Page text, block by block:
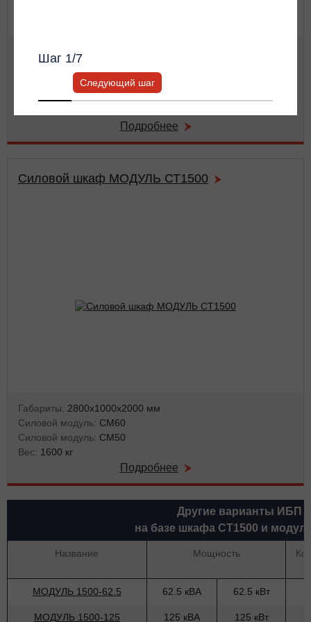
Мощность:62.5 кВА / 62.5 кВт
Число фаз на (вход/выход):3/3
486x743x174 мм
Подробнее
Силовой шкаф МОДУЛЬ СТ1500
Габариты: 2800х1000х2000 мм
Силовой модуль: СМ60
Силовой модуль: СМ50
Вес: 1600 кг
Подробнее
Другие варианты ИБП
на базе шкафа СТ1500 и
Название Мощность
МОДУЛЬ 1500-62.5 62.5 кВА 62.5 кВт
МОДУЛЬ 1500-125 125 кВА 125 кВт
Шаг 1/7
Следующий шаг